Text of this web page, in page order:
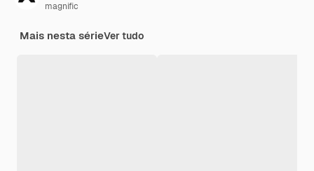
magnific
Mais nesta sérieVer tudo